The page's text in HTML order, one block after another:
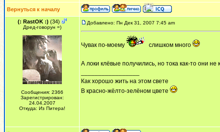
Вернуться к началу
(: RastOK :) (34)
Дред-говорун =)
Сообщения: 2366
Зарегистрирован:
24.04.2007
Откуда: Из Питера!
Добавлено: Пн Дек 31, 2007 7:45 am
Чувак по-моему слишком много
А локи клёвые получились, но тока как-то они не
Как хорошо жить на этом свете
В красно-жёлто-зелёном цвете